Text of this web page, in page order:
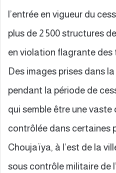
l’entrée en vigueur du
plus de 2 500 structures
en violation flagrante des
Des images prises dans
pendant la période de
qui semble être une
contrôlée dans certaines
Choujaïya, à l’est de la
sous contrôle militaire de